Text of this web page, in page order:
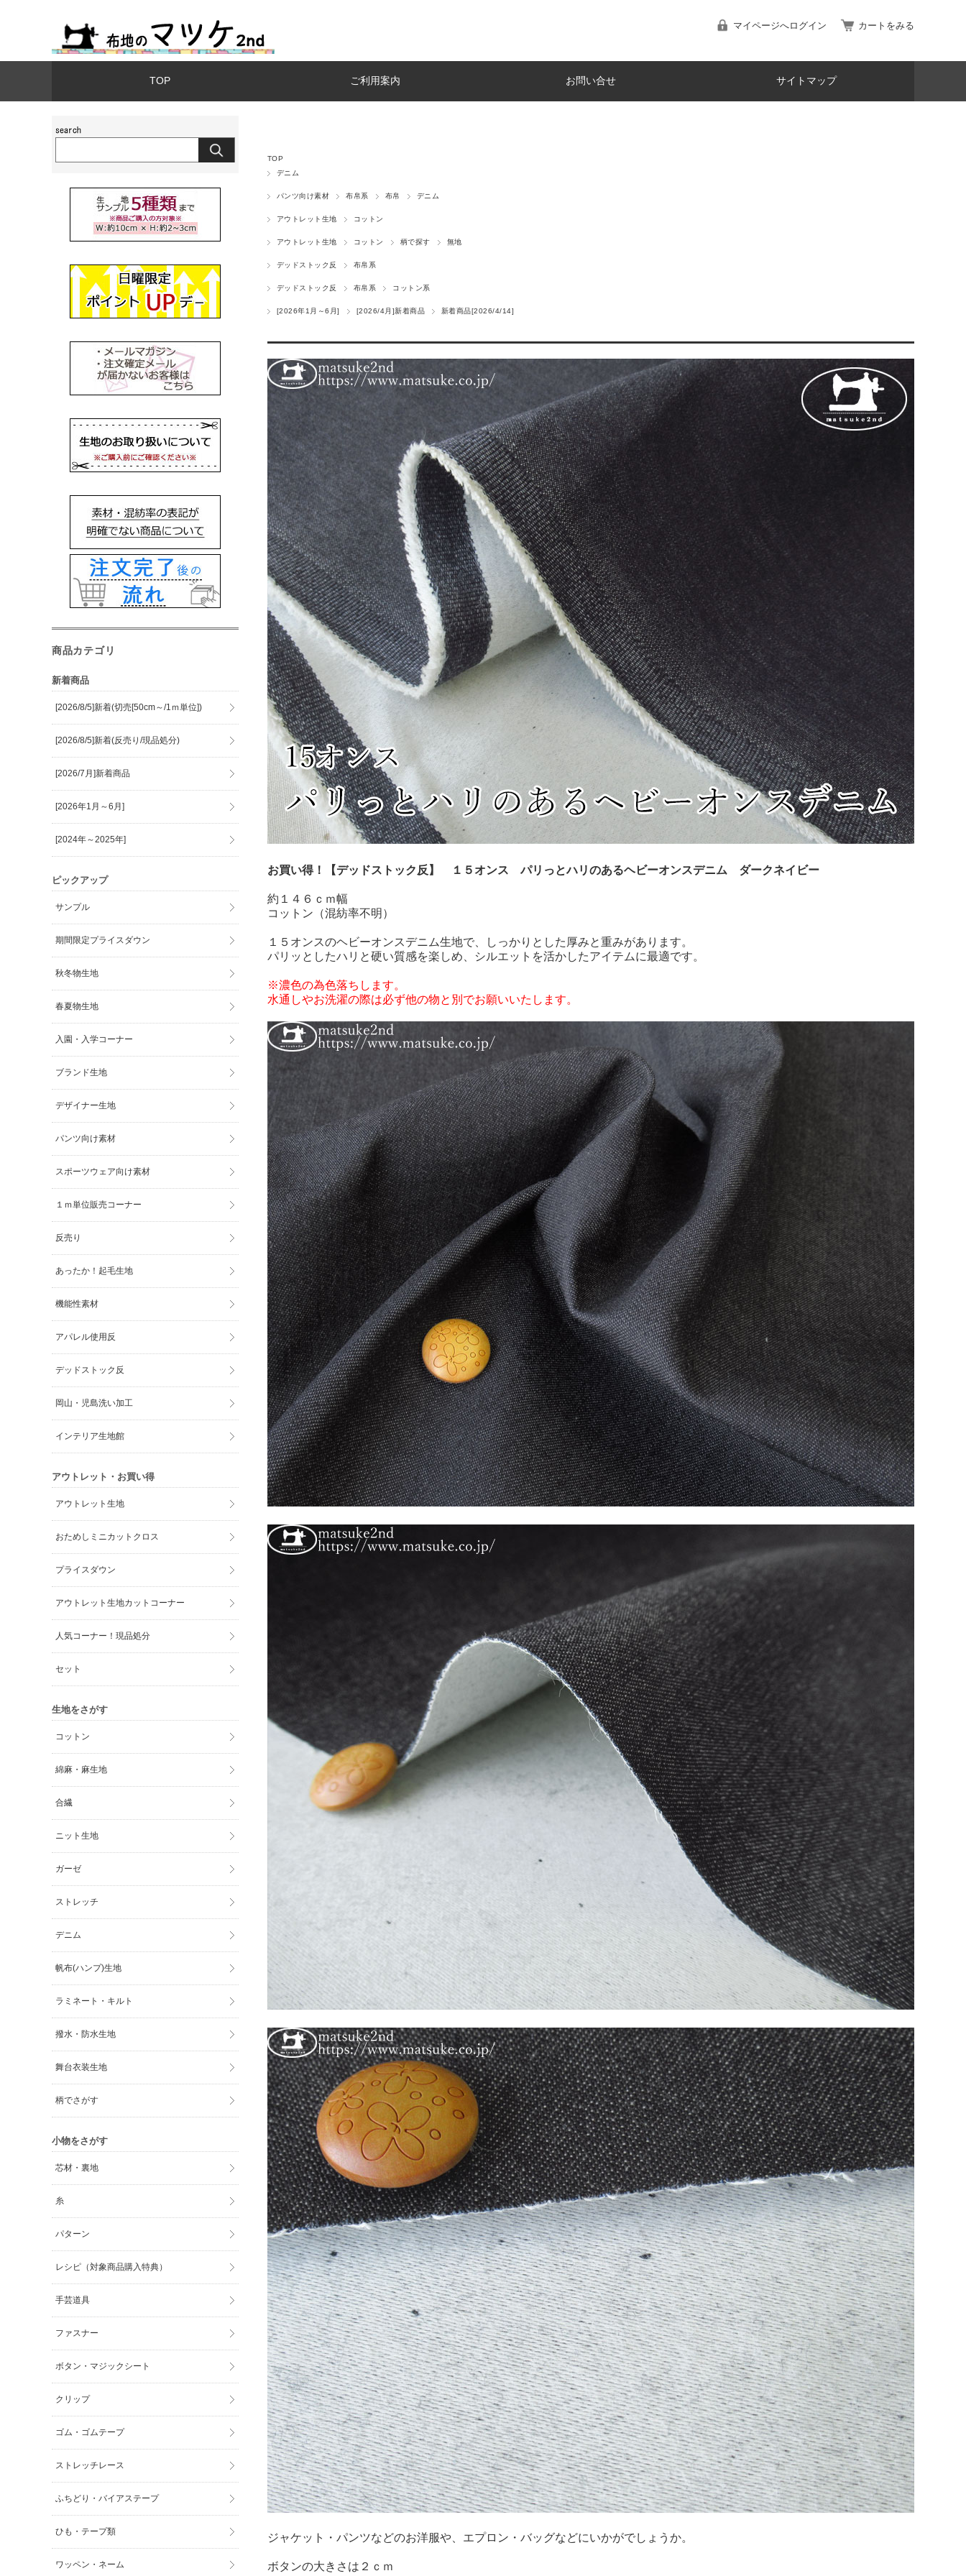
マイページへログイン カートをみる
TOP ご利用案内 お問い合せ サイトマップ
TOP
デニム
パンツ向け素材 布帛系 布帛 デニム
アウトレット生地 コットン
アウトレット生地 コットン 柄で探す 無地
デッドストック反 布帛系
デッドストック反 布帛系 コットン系
[2026年1月～6月] [2026/4月]新着商品 新着商品[2026/4/14]
お買い得！【デッドストック反】 １５オンス パリっとハリのあるヘビーオンスデニム ダークネイビー
約１４６ｃｍ幅
コットン（混紡率不明）
１５オンスのヘビーオンスデニム生地で、しっかりとした厚みと重みがあります。
パリッとしたハリと硬い質感を楽しめ、シルエットを活かしたアイテムに最適です。
※濃色の為色落ちします。
水通しやお洗濯の際は必ず他の物と別でお願いいたします。
ジャケット・パンツなどのお洋服や、エプロン・バッグなどにいかがでしょうか。
ボタンの大きさは２ｃｍ
商品カテゴリ
新着商品
[2026/8/5]新着(切売[50cm～/1ｍ単位])
[2026/8/5]新着(反売り/現品処分)
[2026/7月]新着商品
[2026年1月～6月]
[2024年～2025年]
ピックアップ
サンプル
期間限定プライスダウン
秋冬物生地
春夏物生地
入園・入学コーナー
ブランド生地
デザイナー生地
パンツ向け素材
スポーツウェア向け素材
１ｍ単位販売コーナー
反売り
あったか！起毛生地
機能性素材
アパレル使用反
デッドストック反
岡山・児島洗い加工
インテリア生地館
アウトレット・お買い得
アウトレット生地
おためしミニカットクロス
プライスダウン
アウトレット生地カットコーナー
人気コーナー！現品処分
セット
生地をさがす
コットン
綿麻・麻生地
合繊
ニット生地
ガーゼ
ストレッチ
デニム
帆布(ハンプ)生地
ラミネート・キルト
撥水・防水生地
舞台衣装生地
柄でさがす
小物をさがす
芯材・裏地
糸
パターン
レシピ（対象商品購入特典）
手芸道具
ファスナー
ボタン・マジックシート
クリップ
ゴム・ゴムテープ
ストレッチレース
ふちどり・バイアステープ
ひも・テープ類
ワッペン・ネーム